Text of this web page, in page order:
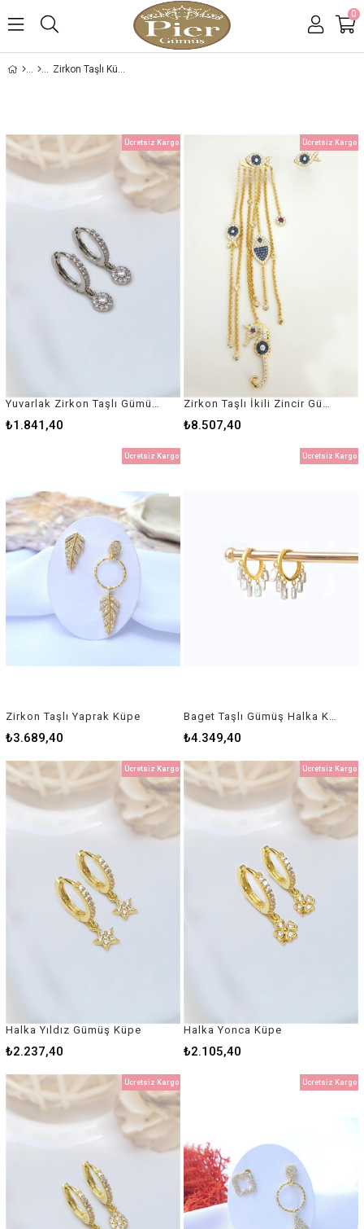
0
Zirkon Taşlı Küpeler
₺1.841,40
Ücretsiz Kargo
₺8.507,40
Ücretsiz Kargo
Zirkon Taşlı Yaprak Küpe
₺3.689,40
Ücretsiz Kargo
Baget Taşlı Gümüş Halka Küpe
₺4.349,40
Ücretsiz Kargo
Halka Yıldız Gümüş Küpe
₺2.237,40
Ücretsiz Kargo
Halka Yonca Küpe
₺2.105,40
Ücretsiz Kargo
Ücretsiz Kargo Ücretsiz Kargo